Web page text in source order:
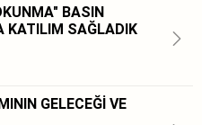
BASIN
KATILIM SAĞLADIK
GELECEĞİ VE